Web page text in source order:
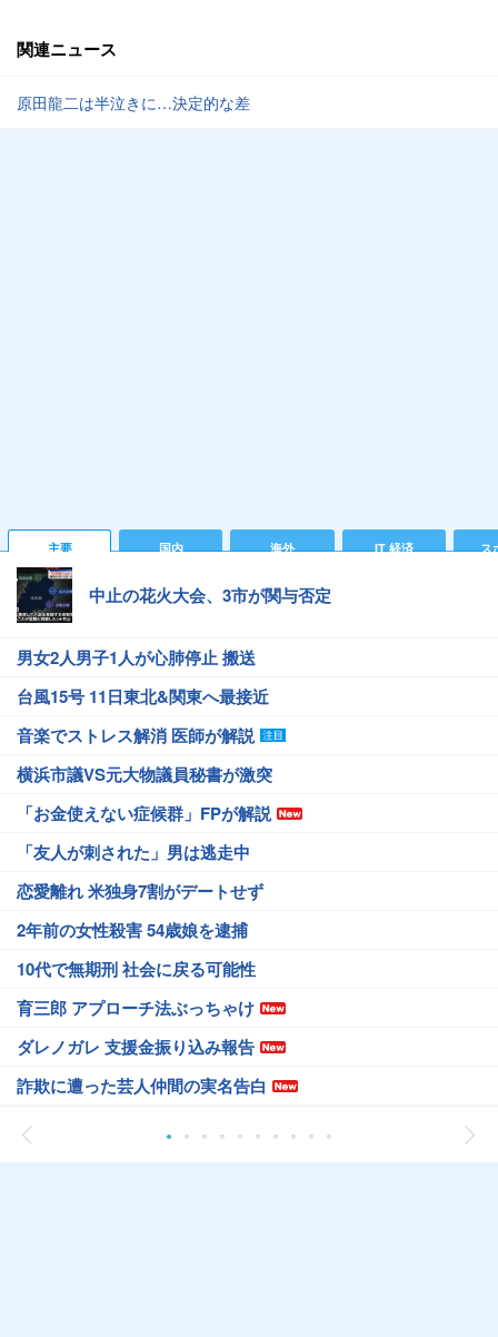
関連ニュース
原田龍二は半泣きに…決定的な差
主要 国内 海外 IT 経済 ス
中止の花火大会、3市が関与否定
男女2人男子1人が心肺停止 搬送
台風15号 11日東北&関東へ最接近
音楽でストレス解消 医師が解説
横浜市議VS元大物議員秘書が激突
「お金使えない症候群」FPが解説
「友人が刺された」男は逃走中
恋愛離れ 米独身7割がデートせず
2年前の女性殺害 54歳娘を逮捕
10代で無期刑 社会に戻る可能性
育三郎 アプローチ法ぶっちゃけ
ダレノガレ 支援金振り込み報告
詐欺に遭った芸人仲間の実名告白